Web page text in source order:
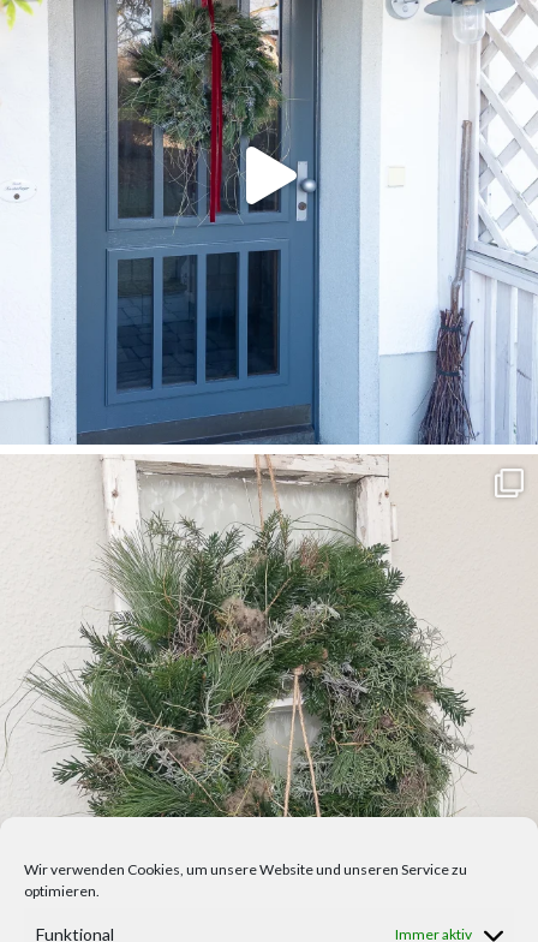
Wir verwenden Cookies, um unsere Website und unseren Service zu
optimieren.
Funktional Immer aktiv